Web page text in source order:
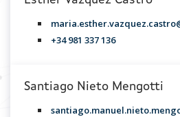
+34 981 337 136
Santiago Nieto Mengotti